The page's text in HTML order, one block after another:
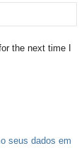
the next time I
seus dados em